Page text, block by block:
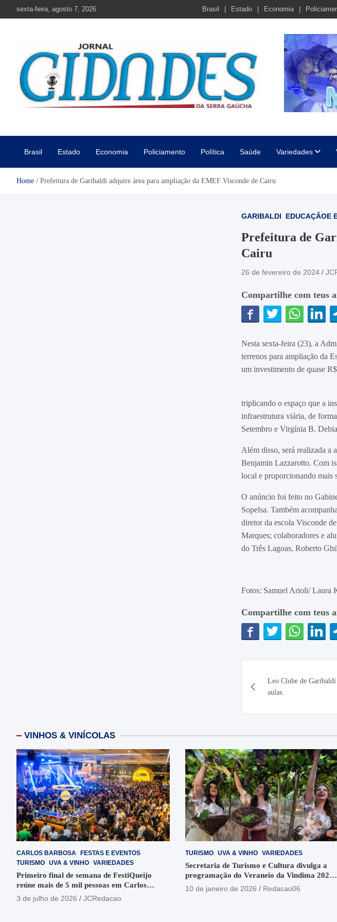
sexta-feira, agosto 7, 2026 Brasil Estado Economia
Brasil Estado Economia Policiamento Política Saúde Variedades
Home Prefeitura de Garibaldi adquire área para ampliação da EMEF Visconde de Cairu
GARIBALDI EDUCAÇÃOE
Prefeitura de
Cairu
26 de fevereiro de 2024
Compartilhe com teus
Nesta sexta-feira (23), a
terrenos para ampliação da
um investimento de quase
triplicando o espaço que a
infraestrutura viária, de
Setembro e Virgínia B.
Além disso, será realizada a
Benjamin Lazzarotto. Com
local e proporcionando mais
O anúncio foi feito no
Sopelsa. Também
diretor da escola Visconde
Marques; colaboradores e
do Três Lagoas, Roberto
Fotos: Samuel Arioli/ Laura
Compartilhe com teus
de
Post
Leo Clube de
aulas.
VINHOS & VINÍCOLAS
CARLOS BARBOSA
FESTAS E EVENTOS
TURISMO UVA & VINHO VARIEDADES
Primeiro final de semana de FestiQueijo
reúne mais de 5 mil pessoas em Carlos
Barbosa
3 de julho de 2026 JCRedacao
TURISMO UVA & VINHO VARIEDADES
Secretaria de Turismo e Cultura divulga a
programação do Veraneio da Vindima 2026
em Garibaldi
10 de janeiro de 2026 Redacao06